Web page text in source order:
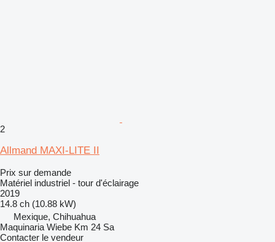
2
Allmand MAXI-LITE II
Prix sur demande
Matériel industriel - tour d'éclairage
2019
14.8 ch (10.88 kW)
Mexique, Chihuahua
Maquinaria Wiebe Km 24 Sa
Contacter le vendeur